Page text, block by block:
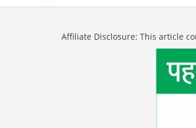
Affiliate Disclosure: This article